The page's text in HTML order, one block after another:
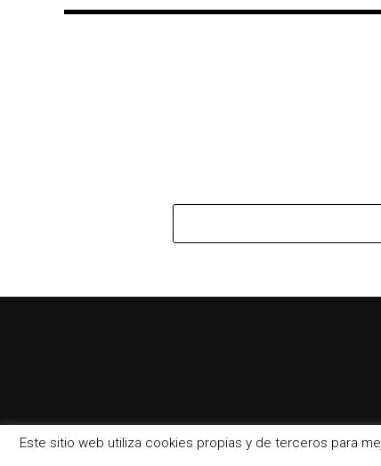
Este sitio web utiliza cookies propias y de terceros para